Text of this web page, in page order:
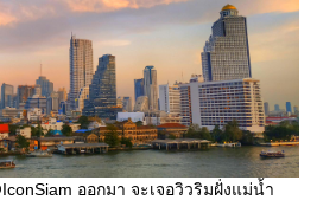
ออกมา จะเจอวิวริมฝั่งแม่น้ำ